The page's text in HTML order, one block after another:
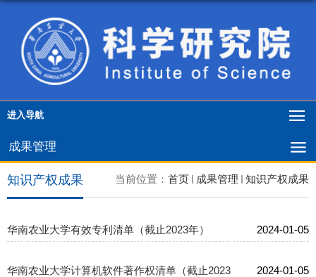
进入导航
成果管理
当前位置： 首页 成果管理 知识产权成果
知识产权成果
华南农业大学有效专利清单（截止2023年） 2024-01-05
华南农业大学计算机软件著作权清单（截止2023
2024-01-05